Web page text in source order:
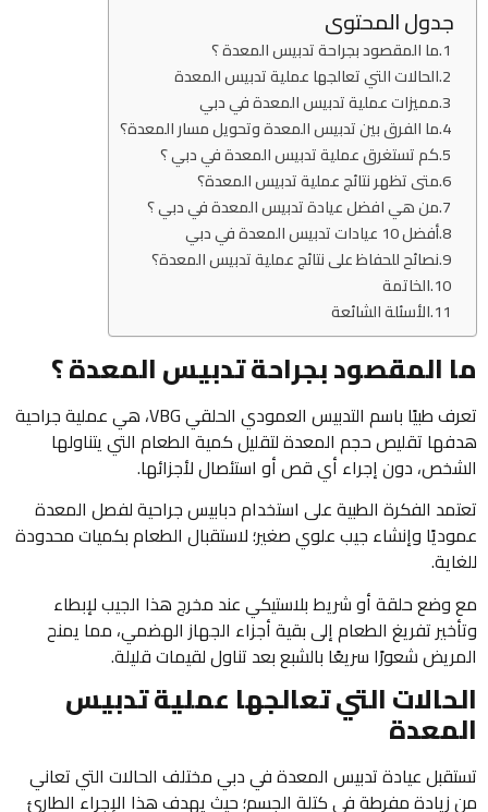
جدول المحتوى
ما المقصود بجراحة تدبيس المعدة ؟
الحالات التي تعالجها عملية تدبيس المعدة
مميزات عملية تدبيس المعدة في دبي
ما الفرق بين تدبيس المعدة وتحويل مسار المعدة؟
كم تستغرق عملية تدبيس المعدة في دبي ؟
متى تظهر نتائج عملية تدبيس المعدة؟
من هي افضل عيادة تدبيس المعدة في دبي ؟
أفضل 10 عيادات تدبيس المعدة في دبي
نصائح للحفاظ على نتائج عملية تدبيس المعدة؟
الخاتمة
الأسئلة الشائعة
ما المقصود بجراحة تدبيس المعدة ؟
تعرف طبيًا باسم التدبيس العمودي الحلقي VBG، هي عملية جراحية
هدفها تقليص حجم المعدة لتقليل كمية الطعام التي يتناولها
الشخص، دون إجراء أي قص أو استئصال لأجزائها.
تعتمد الفكرة الطبية على استخدام دبابيس جراحية لفصل المعدة
عموديًا وإنشاء جيب علوي صغير؛ لاستقبال الطعام بكميات محدودة
للغاية.
مع وضع حلقة أو شريط بلاستيكي عند مخرج هذا الجيب لإبطاء
وتأخير تفريغ الطعام إلى بقية أجزاء الجهاز الهضمي، مما يمنح
المريض شعورًا سريعًا بالشبع بعد تناول لقيمات قليلة.
الحالات التي تعالجها عملية تدبيس
المعدة
تستقبل عيادة تدبيس المعدة في دبي مختلف الحالات التي تعاني
من زيادة مفرطة في كتلة الجسم؛ حيث يهدف هذا الإجراء الطارئ